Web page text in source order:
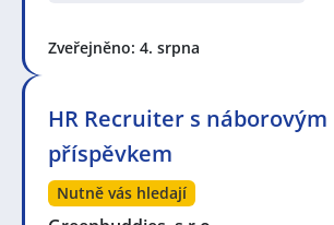
Zveřejněno: 4. srpna
HR Recruiter s náborovým
příspěvkem
Nutně vás hledají